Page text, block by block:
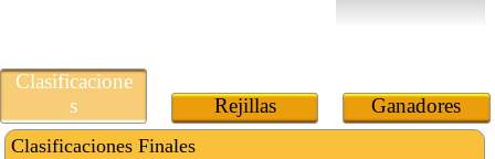
Clasificacione
s
Rejillas Ganadores
Clasificaciones Finales